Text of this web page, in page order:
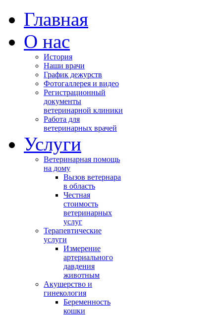
Главная
О нас
История
Наши врачи
График дежурств
Фотогаллерея и видео
Регистрационный
документы
ветеринарной клиники
Работа для
ветеринарных врачей
Услуги
Ветеринарная помощь
на дому
Вызов ветернара
в область
Честная
стоимость
ветеринарных
услуг
Терапевтические
услуги
Измерение
артериального
давдения
животным
Акушерство и
гинекология
Беременность
кошки